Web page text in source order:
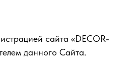
сайта «DECOR-
данного Сайта.